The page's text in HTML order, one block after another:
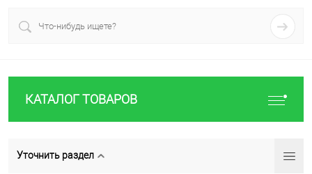
КАТАЛОГ ТОВАРОВ
Уточнить раздел